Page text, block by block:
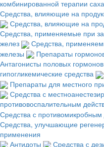
комбинированной терапии
Средства, влияющие на
Средства, влияющие на
Средства, применяемые при
желез
Средства,
железы
Препараты
Антагонисты половых гормонов
гипогликемические средства
Препараты для местного
Средства с
противовоспалительным
Средства с
Средства, улучшающие
применения
Антидоты
Средства с